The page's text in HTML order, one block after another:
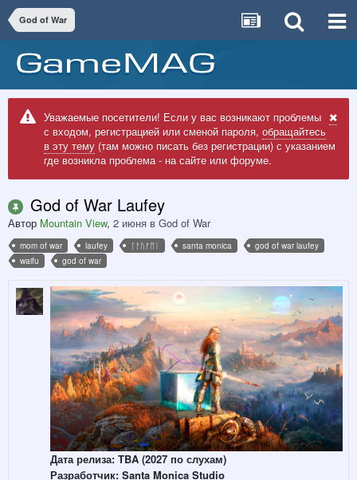
God of War
Уважаемые посетители! Если у вас возникают проблемы
с входом, регистрацией или сменой пароля, обращайтесь
в эту тему (там можно писать без регистрации) с указанием
где возникла проблема - на сайте или форуме.
God of War Laufey
Автор Mountain View, 2 июня в God of War
mom of war laufey ᛚᚨᚢᚠᛖᛁ santa monica
god of war laufey
waifu
god of war
Дата релиза: TBA (2027 по слухам)
Разработчик: Santa Monica Studio